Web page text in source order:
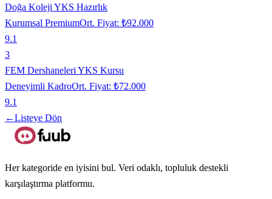
Doğa Koleji YKS Hazırlık
Kurumsal PremiumOrt. Fiyat: ₺92.000
9.1
3
FEM Dershaneleri YKS Kursu
Deneyimli KadroOrt. Fiyat: ₺72.000
9.1
←Listeye Dön
Her kategoride en iyisini bul. Veri odaklı, topluluk destekli
karşılaştırma platformu.